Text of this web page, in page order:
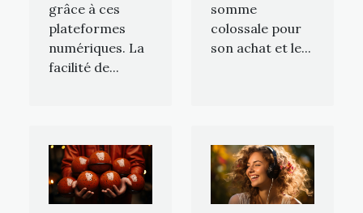
grâce à ces
plateformes
numériques. La
facilité de...
somme
colossale pour
son achat et le...